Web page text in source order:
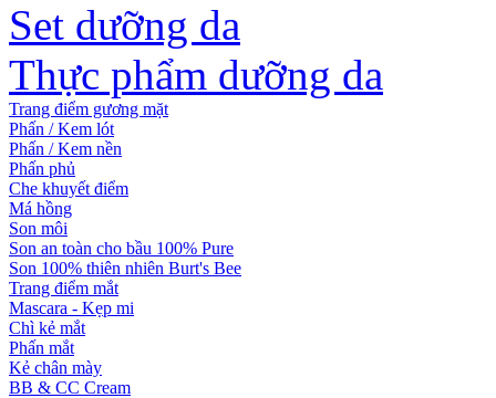
Set dưỡng da
Thực phẩm dưỡng da
Trang điểm gương mặt
Phấn / Kem lót
Phấn / Kem nền
Phấn phủ
Che khuyết điểm
Má hồng
Son môi
Son an toàn cho bầu 100% Pure
Son 100% thiên nhiên Burt's Bee
Trang điểm mắt
Mascara - Kẹp mi
Chì kẻ mắt
Phấn mắt
Kẻ chân mày
BB & CC Cream